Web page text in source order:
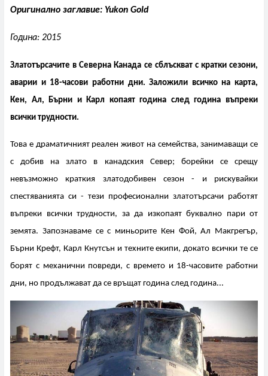
Оригинално заглавие: Yukon Gold
Година: 2015
Златотърсачите в Северна Канада се сблъскват с кратки сезони,
аварии и 18-часови работни дни. Заложили всичко на карта,
Кен, Ал, Бърни и Карл копаят година след година въпреки
всички трудности.
Това е драматичният реален живот на семейства, занимаващи се
с добив на злато в канадския Север; борейки се срещу
невъзможно краткия златодобивен сезон - и рискувайки
спестяванията си - тези професионални златотърсачи работят
въпреки всички трудности, за да изкопаят буквално пари от
земята. Запознаваме се с миньорите Кен Фой, Ал Макгрегър,
Бърни Крефт, Карл Кнутсън и техните екипи, докато всички те се
борят с механични повреди, с времето и 18-часовите работни
дни, но продължават да се връщат година след година...